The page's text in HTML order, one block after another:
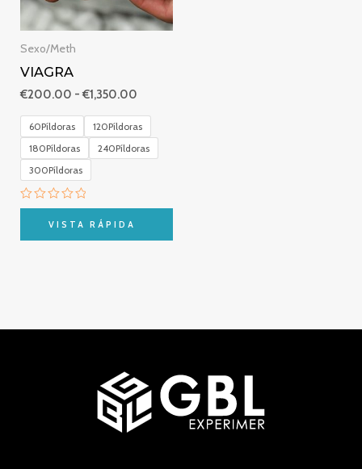
Sexo/Meth
VIAGRA
€200.00 - €1,350.00
60Píldoras
120Píldoras
180Píldoras
240Píldoras
300Píldoras
Valorado
de
VISTA RÁPIDA